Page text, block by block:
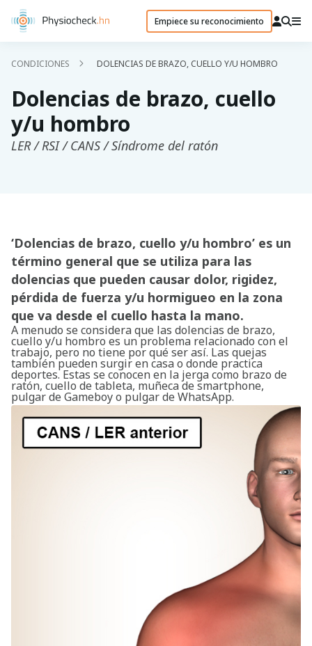
Empiece su reconocimiento
CONDICIONES DOLENCIAS DE BRAZO, CUELLO Y/U HOMBRO
Dolencias de brazo, cuello
y/u hombro
LER / RSI / CANS / Síndrome del ratón
‘Dolencias de brazo, cuello y/u hombro’ es un
término general que se utiliza para las
dolencias que pueden causar dolor, rigidez,
pérdida de fuerza y/u hormigueo en la zona
que va desde el cuello hasta la mano.
A menudo se considera que las dolencias de brazo,
cuello y/u hombro es un problema relacionado con el
trabajo, pero no tiene por qué ser así. Las quejas
también pueden surgir en casa o donde practica
deportes. Estas se conocen en la jerga como brazo de
ratón, cuello de tableta, muñeca de smartphone,
pulgar de Gameboy o pulgar de WhatsApp.